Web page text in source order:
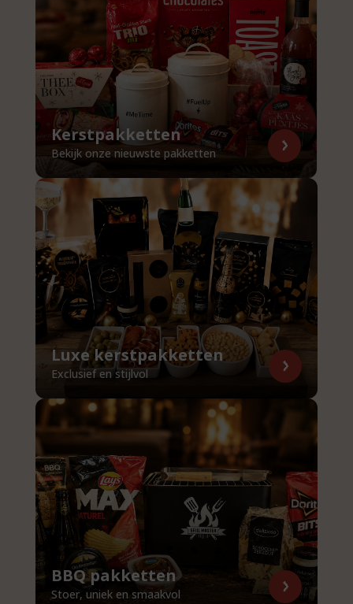
Kerstpakketten
Bekijk onze nieuwste pakketten
Luxe kerstpakketten
Exclusief en stijlvol
BBQ pakketten
Stoer, uniek en smaakvol